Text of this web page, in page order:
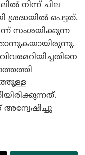
നിന്ന് ചില
പെട്ടത്.
സംശയിക്കുന്ന
അന്വേഷിച്ചു